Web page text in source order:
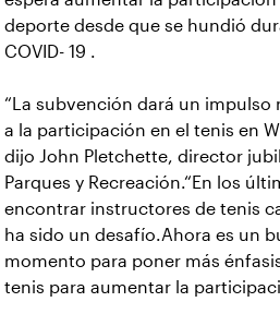
deporte desde que se hundió
COVID- 19 .
“La subvención dará un impulso
a la participación en el tenis en
dijo John Pletchette, director
Parques y Recreación.“En los
encontrar instructores de tenis
ha sido un desafío.Ahora es un
momento para poner más
tenis para aumentar la